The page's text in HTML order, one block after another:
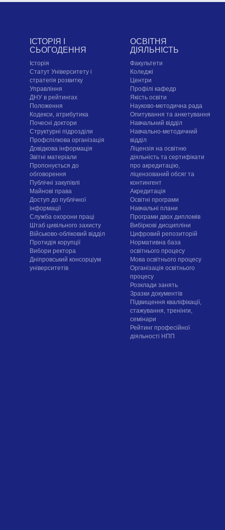
ІСТОРІЯ І
СЬОГОДЕННЯ
Історія
Статут Університету і
стратегія розвитку
Управління
ДНУ в рейтингах
Положення
Кодекси, атрибутика
Почесні доктори
Структурні підрозділи
Профспілкова організація
Довідкова інформація
Звітні матеріали
Пропонується до
обговорення
Публічні закупівлі
Майнові права
Доступ до публічної
інформації
Служба охорони праці
Штаб цивільного захисту
Військово-обліковий відділ
Протидія корупції
Вибори ректора
Дніпровський консорціум
університетів
ОСВІТНЯ
ДІЯЛЬНІСТЬ
Факультети
Коледжі
Центри
Профілі кафедр
Якість освіти
Науково-методична рада
Опитування та анкетування
Навчальний відділ
Навчально-методичний
відділ
Ліцензія на освітню
діяльність та сертифікати
про акредитацію,
ліцензований обсяг та
контингент
Акредитація
Освітні програми
Навчальні плани
Програми двох дипломів
Вибіркові дисципліни
Цифровий репозиторій
Нормативна база
освітнього процесу
Мова освітнього процесу
Організація освітнього
процесу
Розклади занять
Зразки документів
Підвищення кваліфікації,
стажування, тренінги,
семінари
Рейтинг професійної
діяльності НПП